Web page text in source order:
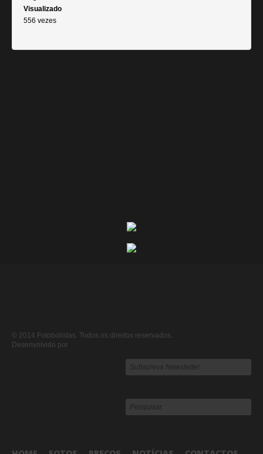
Visualizado
556 vezes
© 2014 Fotobolistas. Todos os direitos reservados.
Desenvolvido por